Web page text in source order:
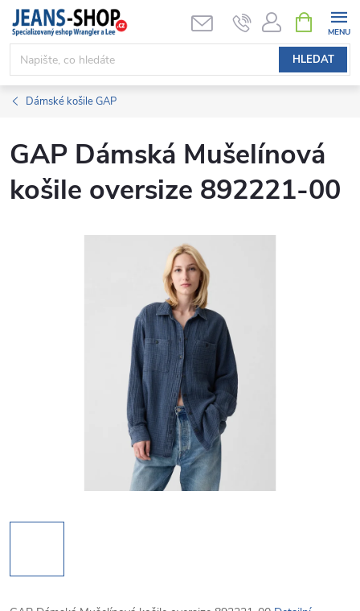
Přejít
obsah
HLEDAT
NÁKUPNÍ
KOŠÍK
Dámské košile GAP
GAP Dámská Mušelínová
košile oversize 892221-00